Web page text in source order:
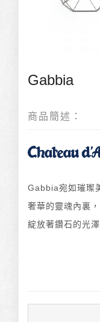
Gabbia
商品簡述：
Gabbia宛如璀璨
奢華的靈魂內裏
綻放著鑽石的光澤